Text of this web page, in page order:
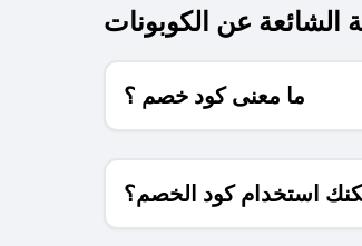
الشائعة عن الكوبونات
ما معنى كود خصم ؟
استخدام كود الخصم؟